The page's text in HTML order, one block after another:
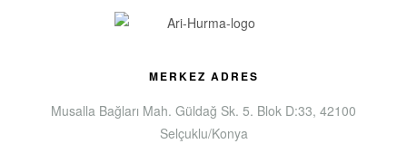
MERKEZ ADRES
Musalla Bağları Mah. Güldağ Sk. 5. Blok D:33, 42100
Selçuklu/Konya